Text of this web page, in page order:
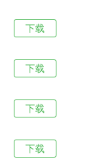
下载
下载
下载
下载